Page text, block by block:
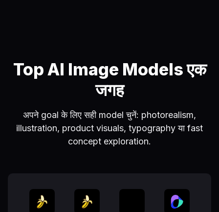
Top AI Image Models एक
जगह
अपने goal के लिए सही model चुनें: photorealism,
illustration, product visuals, typography या fast
concept exploration.